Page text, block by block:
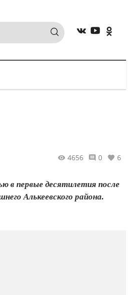
4656 0 6
в первые десятилетия после
Алькеевского района.